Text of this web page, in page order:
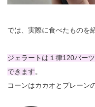
では、実際に食べたものを
ジェラートは１律120バー
できます。
コーンはカカオとプレーン